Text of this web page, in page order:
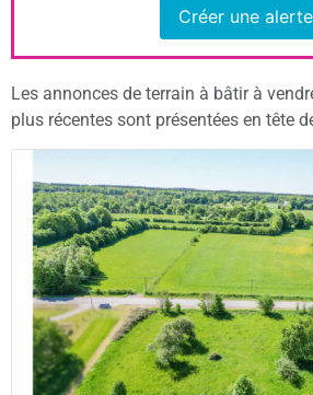
Créer une alerte
Les annonces de terrain à bâtir à
plus récentes sont présentées en tête